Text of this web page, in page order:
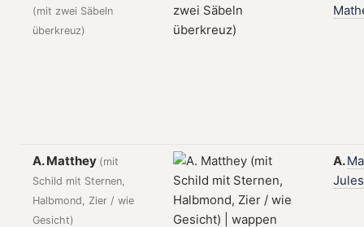
(mit zwei Säbeln
überkreuz)
A. Matthey (mit
Schild mit Sternen,
Halbmond, Zier / wie
Gesicht)
A.
Jules